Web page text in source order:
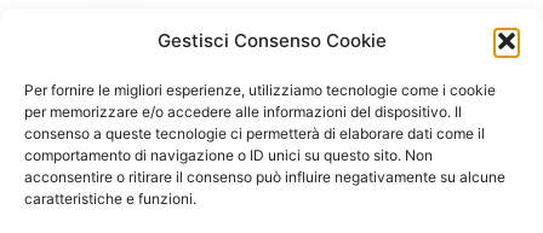
Gestisci Consenso Cookie
Per fornire le migliori esperienze, utilizziamo tecnologie come i cookie
per memorizzare e/o accedere alle informazioni del dispositivo. Il
consenso a queste tecnologie ci permetterà di elaborare dati come il
comportamento di navigazione o ID unici su questo sito. Non
acconsentire o ritirare il consenso può influire negativamente su alcune
caratteristiche e funzioni.
Djeco-Puzzle Duo-habitat-
Ognuno il suo nido- età 2+
9,90€
Select options